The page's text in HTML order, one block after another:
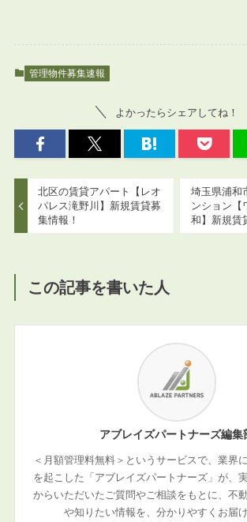
管理物件募集速報
よかったらシェアしてね！
北区の賃貸アパート【レオ
パレス滝野川】新規賃貸募
集情報！
埼玉県浦和
ンション【
和】新規賃
この記事を書いた人
アブレイズパートナーズ編集
＜月額管理料無料＞というサービスで、業界
を起こした「アブレイズパートナーズ」が、
からいただいたご質問やご相談をもとに、不
や知りたい情報を、分かりやすくお届け